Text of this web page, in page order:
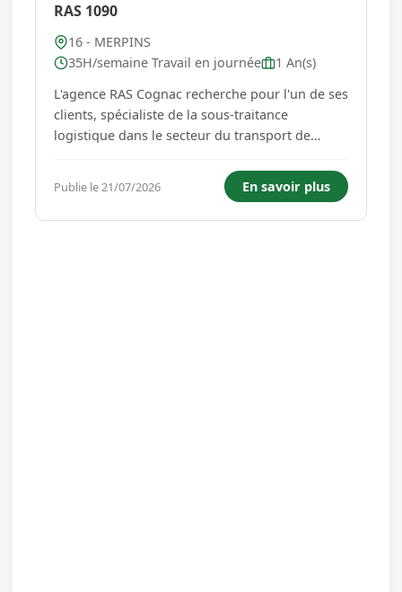
RAS 1090
16 - MERPINS
35H/semaine Travail en journée
1 An(s)
L'agence RAS Cognac recherche pour l'un de ses
clients, spécialiste de la sous-traitance
logistique dans le secteur du transport de
chargement et le déchargement des
marchandises Manipuler les palettes de verrerie
Publie le 21/07/2026 En savoir plus